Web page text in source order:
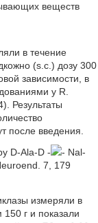
веществ
в течение
(s.c.) дозу 300
зависимости, в
у R.
Результаты
после введения.
D-Ala-D -
- Nal-
7, 179
измеряли в
г и показали